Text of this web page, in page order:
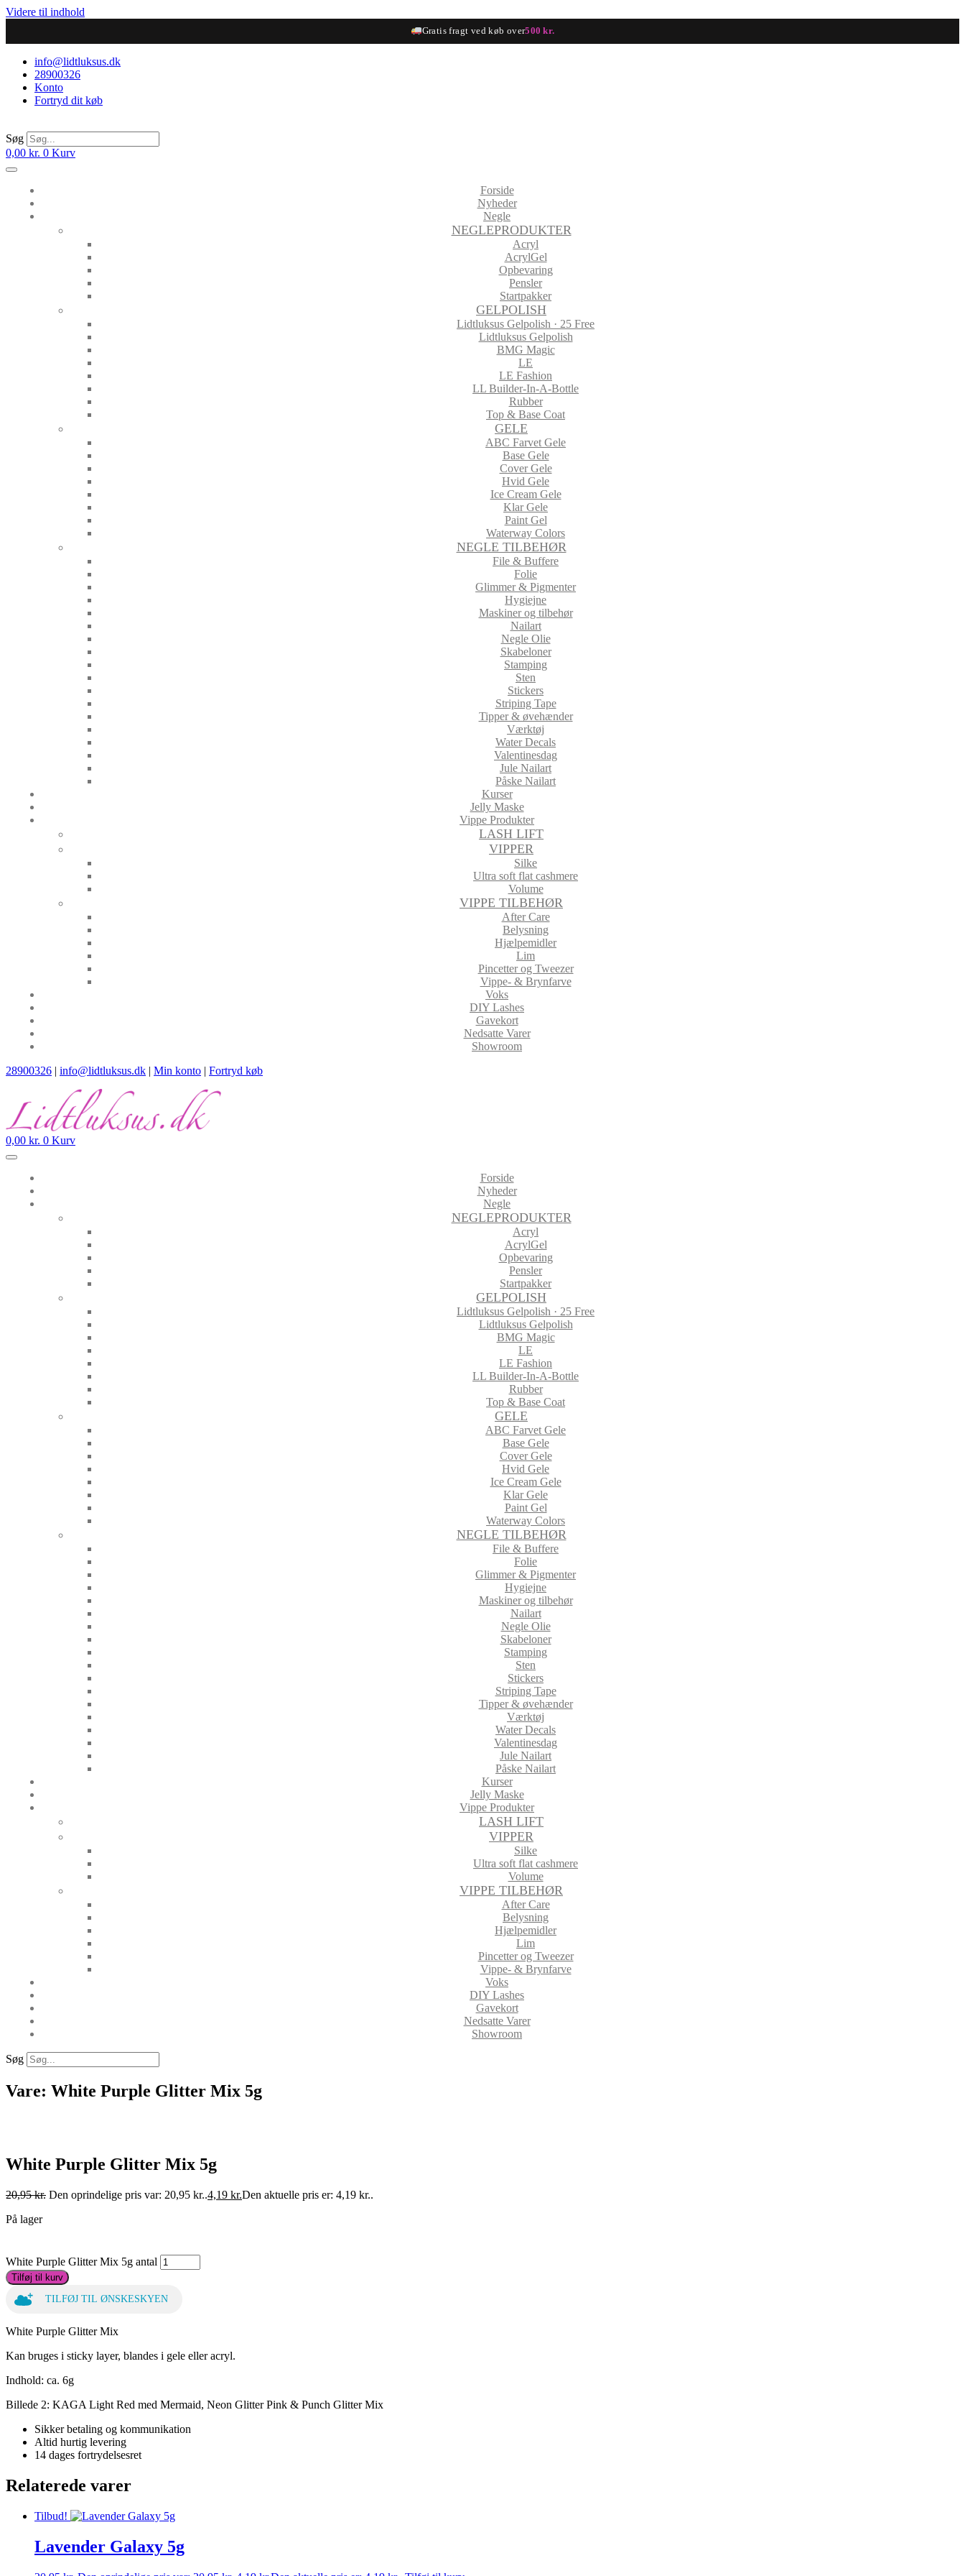
Videre til indhold
Gratis fragt ved køb over500 kr.
info@lidtluksus.dk
28900326
Konto
Fortryd dit køb
Søg
0,00 kr. 0 Kurv
Forside
Nyheder
Negle
NEGLEPRODUKTER
Acryl
AcrylGel
Opbevaring
Pensler
Startpakker
GELPOLISH
Lidtluksus Gelpolish · 25 Free
Lidtluksus Gelpolish
BMG Magic
LE
LE Fashion
LL Builder-In-A-Bottle
Rubber
Top & Base Coat
GELE
ABC Farvet Gele
Base Gele
Cover Gele
Hvid Gele
Ice Cream Gele
Klar Gele
Paint Gel
Waterway Colors
NEGLE TILBEHØR
File & Buffere
Folie
Glimmer & Pigmenter
Hygiejne
Maskiner og tilbehør
Nailart
Negle Olie
Skabeloner
Stamping
Sten
Stickers
Striping Tape
Tipper & øvehænder
Værktøj
Water Decals
Valentinesdag
Jule Nailart
Påske Nailart
Kurser
Jelly Maske
Vippe Produkter
LASH LIFT
VIPPER
Silke
Ultra soft flat cashmere
Volume
VIPPE TILBEHØR
After Care
Belysning
Hjælpemidler
Lim
Pincetter og Tweezer
Vippe- & Brynfarve
Voks
DIY Lashes
Gavekort
Nedsatte Varer
Showroom
28900326 | info@lidtluksus.dk | Min konto | Fortryd køb
0,00 kr. 0 Kurv
Forside
Nyheder
Negle
NEGLEPRODUKTER
Acryl
AcrylGel
Opbevaring
Pensler
Startpakker
GELPOLISH
Lidtluksus Gelpolish · 25 Free
Lidtluksus Gelpolish
BMG Magic
LE
LE Fashion
LL Builder-In-A-Bottle
Rubber
Top & Base Coat
GELE
ABC Farvet Gele
Base Gele
Cover Gele
Hvid Gele
Ice Cream Gele
Klar Gele
Paint Gel
Waterway Colors
NEGLE TILBEHØR
File & Buffere
Folie
Glimmer & Pigmenter
Hygiejne
Maskiner og tilbehør
Nailart
Negle Olie
Skabeloner
Stamping
Sten
Stickers
Striping Tape
Tipper & øvehænder
Værktøj
Water Decals
Valentinesdag
Jule Nailart
Påske Nailart
Kurser
Jelly Maske
Vippe Produkter
LASH LIFT
VIPPER
Silke
Ultra soft flat cashmere
Volume
VIPPE TILBEHØR
After Care
Belysning
Hjælpemidler
Lim
Pincetter og Tweezer
Vippe- & Brynfarve
Voks
DIY Lashes
Gavekort
Nedsatte Varer
Showroom
Søg
Vare: White Purple Glitter Mix 5g
White Purple Glitter Mix 5g
20,95kr. Den oprindelige pris var: 20,95 kr..4,19 kr.Den aktuelle pris er: 4,19 kr..
På lager
White Purple Glitter Mix 5g antal
Tilføj til kurv
TILFØJ TIL ØNSKESKYEN
White Purple Glitter Mix
Kan bruges i sticky layer, blandes i gele eller acryl.
Indhold: ca. 6g
Billede 2: KAGA Light Red med Mermaid, Neon Glitter Pink & Punch Glitter Mix
Sikker betaling og kommunikation
Altid hurtig levering
14 dages fortrydelsesret
Relaterede varer
Tilbud!
Lavender Galaxy 5g